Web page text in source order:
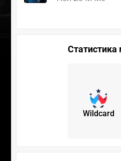
Статистика
Wildcard